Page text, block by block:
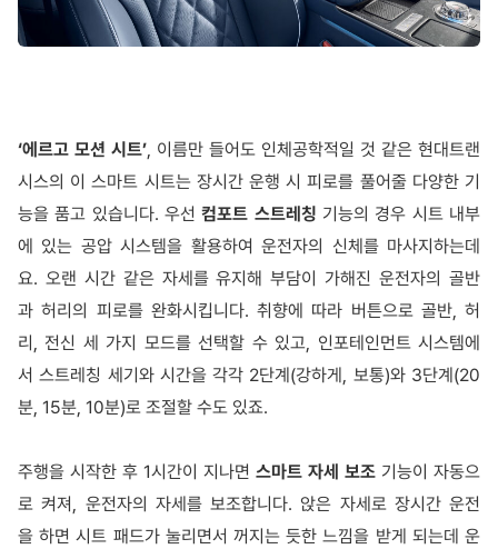
‘에르고 모션 시트’, 이름만 들어도 인체공학적일 것 같은 현대트랜
시스의 이 스마트 시트는 장시간 운행 시 피로를 풀어줄 다양한 기
능을 품고 있습니다. 우선컴포트 스트레칭 기능의 경우 시트 내부
에 있는 공압 시스템을 활용하여 운전자의 신체를 마사지하는데
요. 오랜 시간 같은 자세를 유지해 부담이 가해진 운전자의 골반
과 허리의 피로를 완화시킵니다. 취향에 따라 버튼으로 골반, 허
리, 전신 세 가지 모드를 선택할 수 있고, 인포테인먼트 시스템에
서 스트레칭 세기와 시간을 각각 2단계(강하게, 보통)와 3단계(20
분, 15분, 10분)로 조절할 수도 있죠.
주행을 시작한 후 1시간이 지나면 스마트 자세 보조 기능이 자동으
로 켜져, 운전자의 자세를 보조합니다. 앉은 자세로 장시간 운전
을 하면 시트 패드가 눌리면서 꺼지는 듯한 느낌을 받게 되는데 운